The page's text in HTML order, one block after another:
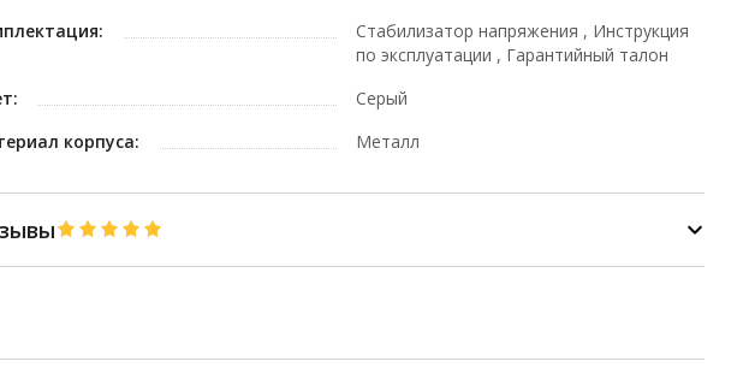
Стабилизатор напряжения , Инструкция
по эксплуатации , Гарантийный талон
Серый
корпуса:
Металл